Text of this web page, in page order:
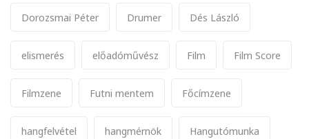
Dorozsmai Péter Drumer Dés László
elismerés előadóművész Film Film Score
Filmzene Futni mentem Főcímzene
hangfelvétel hangmérnök Hangutómunka